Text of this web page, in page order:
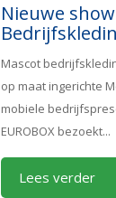
Nieuwe
Mascot
op maat ingerichte
mobiele
EUROBOX bezoekt...
Lees verder